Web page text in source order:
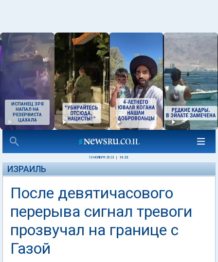
ИСПАНЕЦ ЗРЯ
НАПАЛ НА
РЕЗЕРВИСТА
ЦАХАЛА
13 НОЯБРЯ 2023 14:23
ИЗРАИЛЬ
После девятичасового
перерыва сигнал тревоги
прозвучал на границе с
Газой